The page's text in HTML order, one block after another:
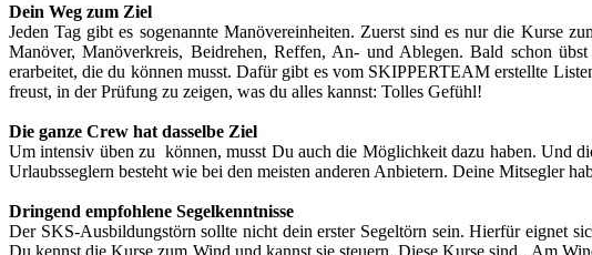
Dein Weg zum Ziel
Jeden Tag gibt es sogenannte Manövereinheiten. Zuerst sind es nur die Kurse
Manöver, Manöverkreis, Beidrehen, Reffen, An- und Ablegen. Bald schon
erarbeitet, die du können musst. Dafür gibt es vom SKIPPERTEAM erstellte
freust, in der Prüfung zu zeigen, was du alles kannst: Tolles Gefühl!
Die ganze Crew hat dasselbe Ziel
Um intensiv üben zu können, musst Du auch die Möglichkeit dazu haben. Und
Urlaubsseglern besteht wie bei den meisten anderen Anbietern. Deine Mitsegler
Dringend empfohlene Segelkenntnisse
Der SKS-Ausbildungstörn sollte nicht dein erster Segeltörn sein. Hierfür eignet
Du kennst die Kurse zum Wind und kannst sie steuern. Diese Kurse sind „Am